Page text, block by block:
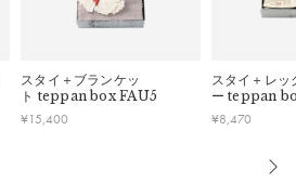
スタイ＋ブランケッ
ト teppan box FAU5
¥15,400
スタイ＋レッ
ー teppan
¥8,470